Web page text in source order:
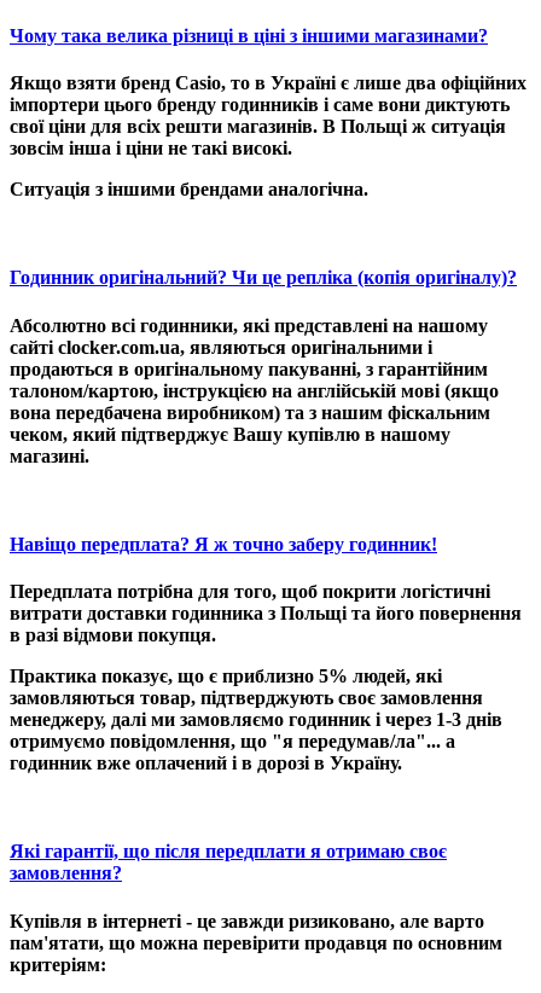
Чому така велика різниці в ціні з іншими магазинами?
Якщо взяти бренд Casio, то в Україні є лише два офіційних
імпортери цього бренду годинників і саме вони диктують
свої ціни для всіх решти магазинів. В Польщі ж ситуація
зовсім інша і ціни не такі високі.
Ситуація з іншими брендами аналогічна.
Годинник оригінальний? Чи це репліка (копія оригіналу)?
Абсолютно всі годинники, які представлені на нашому
сайті clocker.com.ua, являються оригінальними і
продаються в оригінальному пакуванні, з гарантійним
талоном/картою, інструкцією на англійській мові (якщо
вона передбачена виробником) та з нашим фіскальним
чеком, який підтверджує Вашу купівлю в нашому
магазині.
Навіщо передплата? Я ж точно заберу годинник!
Передплата потрібна для того, щоб покрити логістичні
витрати доставки годинника з Польщі та його повернення
в разі відмови покупця.
Практика показує, що є приблизно 5% людей, які
замовляються товар, підтверджують своє замовлення
менеджеру, далі ми замовляємо годинник і через 1-3 днів
отримуємо повідомлення, що "я передумав/ла"... а
годинник вже оплачений і в дорозі в Україну.
Які гарантії, що після передплати я отримаю своє
замовлення?
Купівля в інтернеті - це завжди ризиковано, але варто
пам'ятати, що можна перевірити продавця по основним
критеріям: